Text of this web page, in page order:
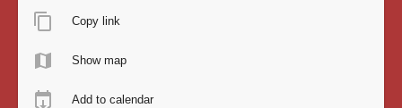
Copy link
Show map
Add to calendar